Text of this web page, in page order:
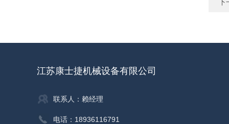
江苏康士捷机械设备有限公司
联系人：赖经理
电话：18936116791